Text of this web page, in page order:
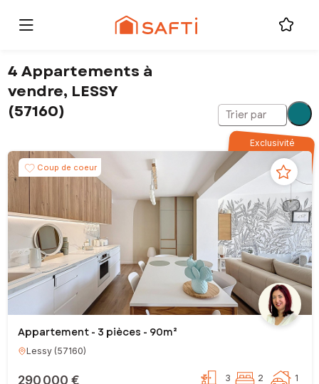
4 Appartements à
vendre, LESSY
(57160)
Trier par
Exclusivité
Coup de coeur
Appartement - 3 pièces - 90m²
Lessy(57160)
290 000 € 3 2 1